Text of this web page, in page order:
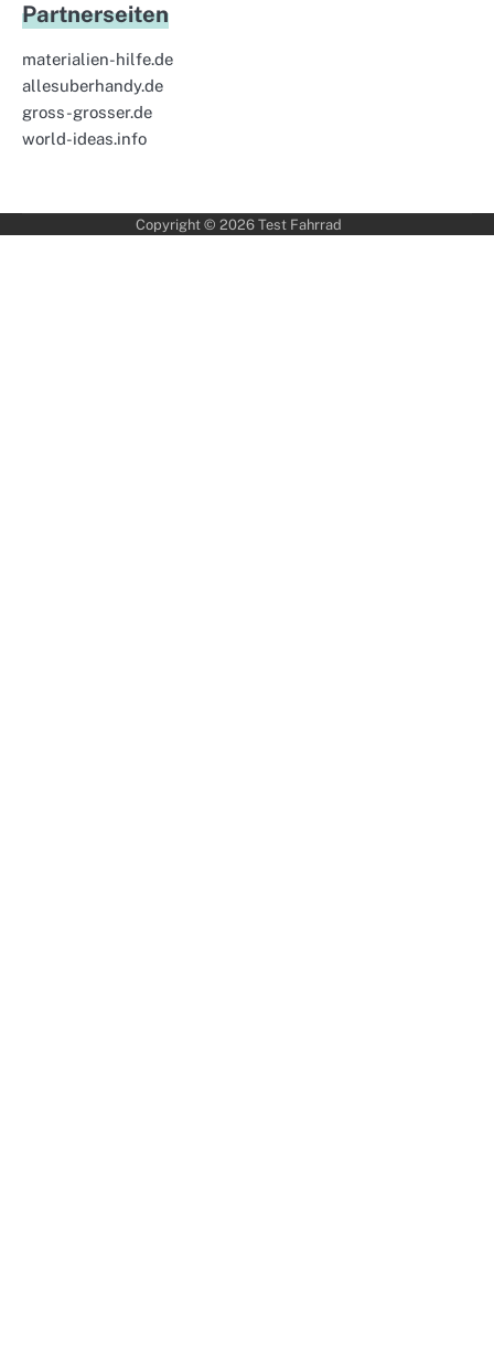
Partnerseiten
materialien-hilfe.de
allesuberhandy.de
gross-grosser.de
world-ideas.info
Copyright © 2026 Test Fahrrad